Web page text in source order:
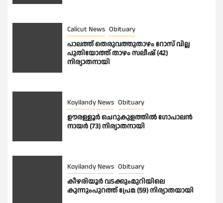
Calicut News Obituary
പാലത്ത് തെരുവത്തുതാഴം റോസ് വില്ല
പുതിയോത്ത് താഴം സലീഷ് (42)
നിര്യാതനായി
Koyilandy News Obituary
ഊരള്ളൂര്‍ ചെറുകുളത്തിൽ ഗോപാലൻ
നായർ (73) നിര്യാതനായി
Koyilandy News Obituary
കീഴരിയൂർ വടക്കുംമുറിയിലെ
കുന്നുംപുറത്ത് പ്രേമ (59) നിര്യാതയായി